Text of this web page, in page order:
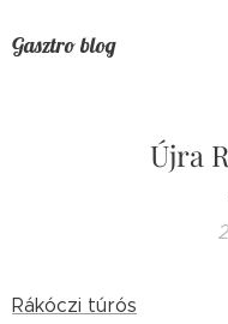
Gasztro blog
Újra
Rákóczi túrós